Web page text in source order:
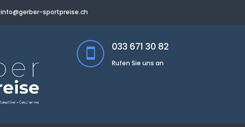
info@gerber-sportpreise.ch
033 671 30 82
Rufen Sie uns an